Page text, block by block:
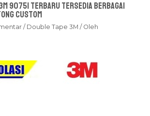
9075i Terbaru Tersedia Berbagai
Custom
/ Double Tape 3M / Oleh